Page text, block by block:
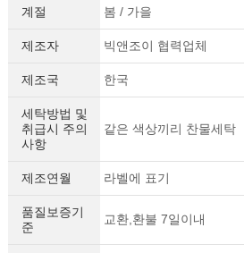
계절 봄 / 가을
제조자 빅앤조이 협력업체
제조국 한국
세탁방법 및
취급시 주의
사항
같은 색상끼리 찬물세탁
제조연월 라벨에 표기
품질보증기
준
교환,환불 7일이내